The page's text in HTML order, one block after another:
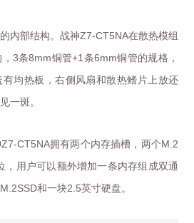
内部结构。战神Z7-CT5NA在散热模组
3条8mm铜管+1条6mm铜管的规格，
均热板，右侧风扇和散热鳍片上放还
一斑。
Z7-CT5NA拥有两个内存插槽，两个M.2
，用户可以额外增加一条内存组成双通
M.2SSD和一块2.5英寸硬盘。